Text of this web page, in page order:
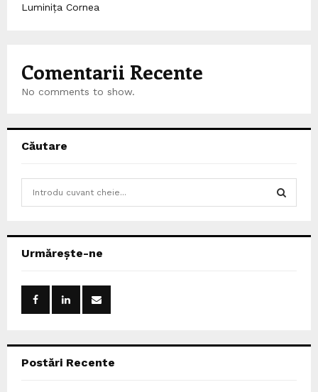
Luminița Cornea
Comentarii Recente
No comments to show.
Căutare
h
Urmărește-ne
Postări Recente